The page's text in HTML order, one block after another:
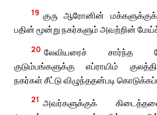
19 குரு ஆரோனின்
பதின் மூன்று நகர்களும் அவற்றின்
20 லேவியரைச் சார்ந்த
குடும்பங்களுக்கு எப்ராயிம்
நகர்கள் சீட்டு விழுந்ததன்படி
21 அவர்களுக்குக்